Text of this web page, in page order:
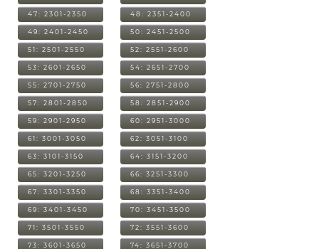
47: 2301-2350 48: 2351-2400
49: 2401-2450 50: 2451-2500
51: 2501-2550 52: 2551-2600
53: 2601-2650 54: 2651-2700
55: 2701-2750 56: 2751-2800
57: 2801-2850 58: 2851-2900
59: 2901-2950 60: 2951-3000
61: 3001-3050 62: 3051-3100
63: 3101-3150 64: 3151-3200
65: 3201-3250 66: 3251-3300
67: 3301-3350 68: 3351-3400
69: 3401-3450 70: 3451-3500
71: 3501-3550 72: 3551-3600
73: 3601-3650 74: 3651-3700